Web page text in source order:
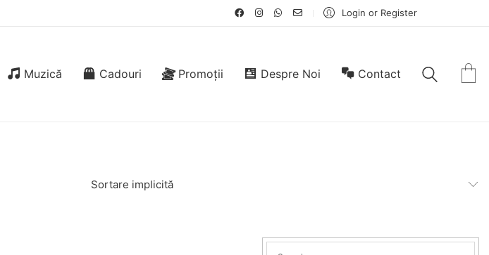
Login or Register
Muzică Cadouri Promoții Despre Noi Contact
Sortare implicită